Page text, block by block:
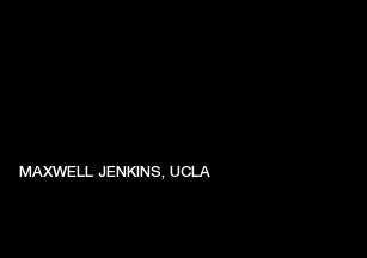
MAXWELL JENKINS, UCLA